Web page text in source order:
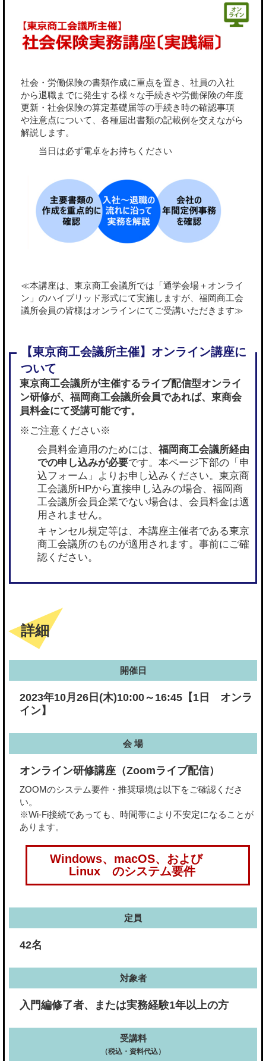
社会・労働保険の書類作成に重点を置き、社員の入社
から退職までに発生する様々な手続きや労働保険の年度
更新・社会保険の算定基礎届等の手続き時の確認事項
や注意点について、各種届出書類の記載例を交えながら
解説します。
当日は必ず電卓をお持ちください
≪本講座は、東京商工会議所では「通学会場＋オンライ
ン」のハイブリッド形式にて実施しますが、福岡商工会
議所会員の皆様はオンラインにてご受講いただきます≫
東京商工会議所が主催するライブ配信型オンライ
ン研修が、 福岡商工会議所会員であれば、東商会
員料金にて受講可能です。
※ご注意ください※
会員料金適用のためには、 福岡商工会議所経由
での申し込みが必要です。本ページ下部の「申
込フォーム」よりお申し込みください。東京商
工会議所HPから直接申し込みの場合、福岡商
工会議所会員企業でない場合は、会員料金は適
用されません。
キャンセル規定等は、本講座主催者である東京
商工会議所のものが適用されます。事前にご確
認ください。
詳細
開催日
2023年10月26日(木)10:00～16:45【1日 オンラ
イン】
会 場
オンライン研修講座（Zoomライブ配信）
ZOOMのシステム要件・推奨環境は以下をご確認くださ
い。
※Wi-Fi接続であっても、時間帯により不安定になることが
あります。
Windows、macOS、および
Linux のシステム要件
定員
42名
対象者
入門編修了者、または実務経験1年以上の方
受講料
（税込・資料代込）